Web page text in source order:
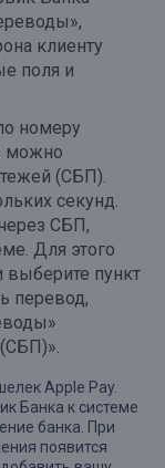
клиенту
поля и
номеру
можно
(СБП).
секунд.
СБП,
Для этого
выберите пункт
перевод,
Apple Pay.
Банка к системе
банка. При
появится